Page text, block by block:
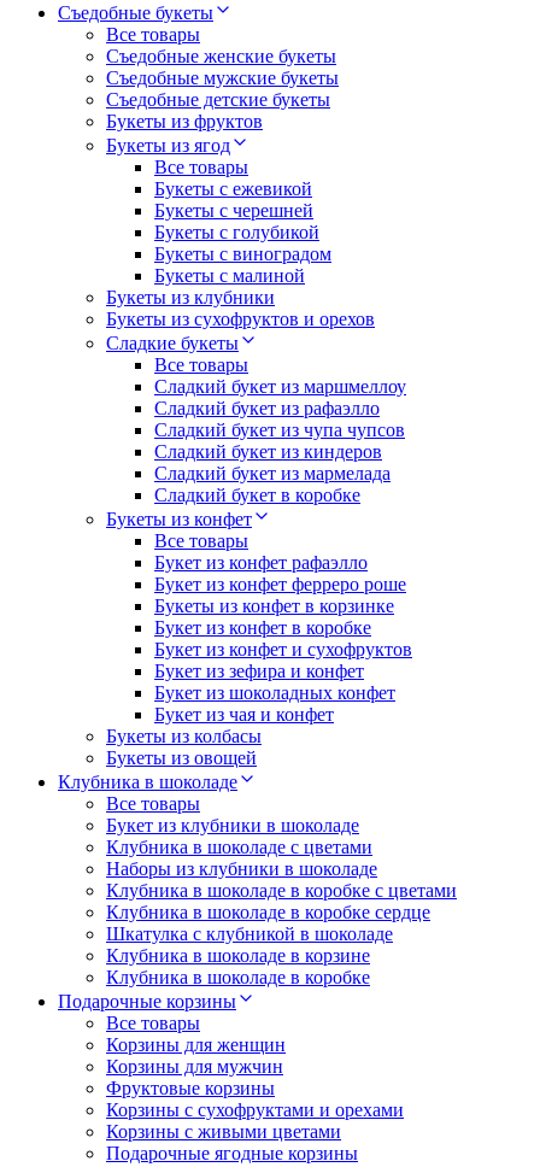
Съедобные букеты
Все товары
Съедобные женские букеты
Съедобные мужские букеты
Съедобные детские букеты
Букеты из фруктов
Букеты из ягод
Все товары
Букеты с ежевикой
Букеты с черешней
Букеты с голубикой
Букеты с виноградом
Букеты с малиной
Букеты из клубники
Букеты из сухофруктов и орехов
Сладкие букеты
Все товары
Сладкий букет из маршмеллоу
Сладкий букет из рафаэлло
Сладкий букет из чупа чупсов
Сладкий букет из киндеров
Сладкий букет из мармелада
Сладкий букет в коробке
Букеты из конфет
Все товары
Букет из конфет рафаэлло
Букет из конфет ферреро роше
Букеты из конфет в корзинке
Букет из конфет в коробке
Букет из конфет и сухофруктов
Букет из зефира и конфет
Букет из шоколадных конфет
Букет из чая и конфет
Букеты из колбасы
Букеты из овощей
Клубника в шоколаде
Все товары
Букет из клубники в шоколаде
Клубника в шоколаде с цветами
Наборы из клубники в шоколаде
Клубника в шоколаде в коробке с цветами
Клубника в шоколаде в коробке сердце
Шкатулка с клубникой в шоколаде
Клубника в шоколаде в корзине
Клубника в шоколаде в коробке
Подарочные корзины
Все товары
Корзины для женщин
Корзины для мужчин
Фруктовые корзины
Корзины с сухофруктами и орехами
Корзины с живыми цветами
Подарочные ягодные корзины